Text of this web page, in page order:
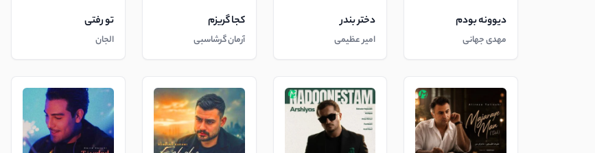
دیوونه بودم
مهدی جهانی
دختر بندر
امیر عظیمی
کجا گریزم
آرمان گرشاسبی
تو رفتی
الجان